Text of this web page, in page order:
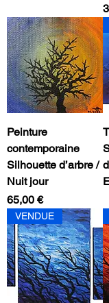
Peinture
contemporaine
Silhouette d’arbre /
Nuit jour
Prezzo
65,00 €
VENDUE